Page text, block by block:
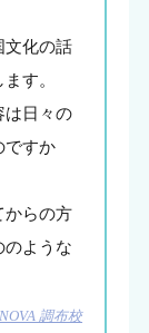
文化の話
す。
は日々の
ですか
からの方
のような
調布校